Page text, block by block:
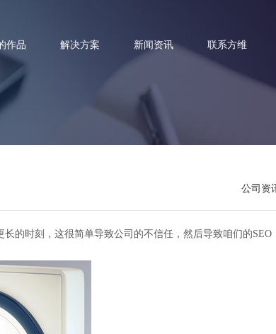
作品 解决方案 新闻资讯 联系方维
公司资
的时刻，这很简单导致公司的不信任，然后导致咱们的SEO